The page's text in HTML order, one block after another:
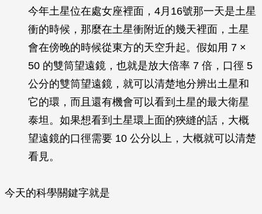
今年土星位在處女座裡面，4月16號那一天是土星
衝的時候，那麼在土星衝附近的幾天裡面，土星
會在傍晚的時候從東方的天空升起。假如用 7 ×
50 的雙筒望遠鏡，也就是放大倍率 7 倍，口徑 5
公分的雙筒望遠鏡，就可以清楚地分辨出土星和
它的環，而且還有機會可以看到土星的最大衛星
泰坦。如果想看到土星環上面的狹縫的話，大概
望遠鏡的口徑需要 10 公分以上，大概就可以清楚
看見。
今天的科學關鍵字就是